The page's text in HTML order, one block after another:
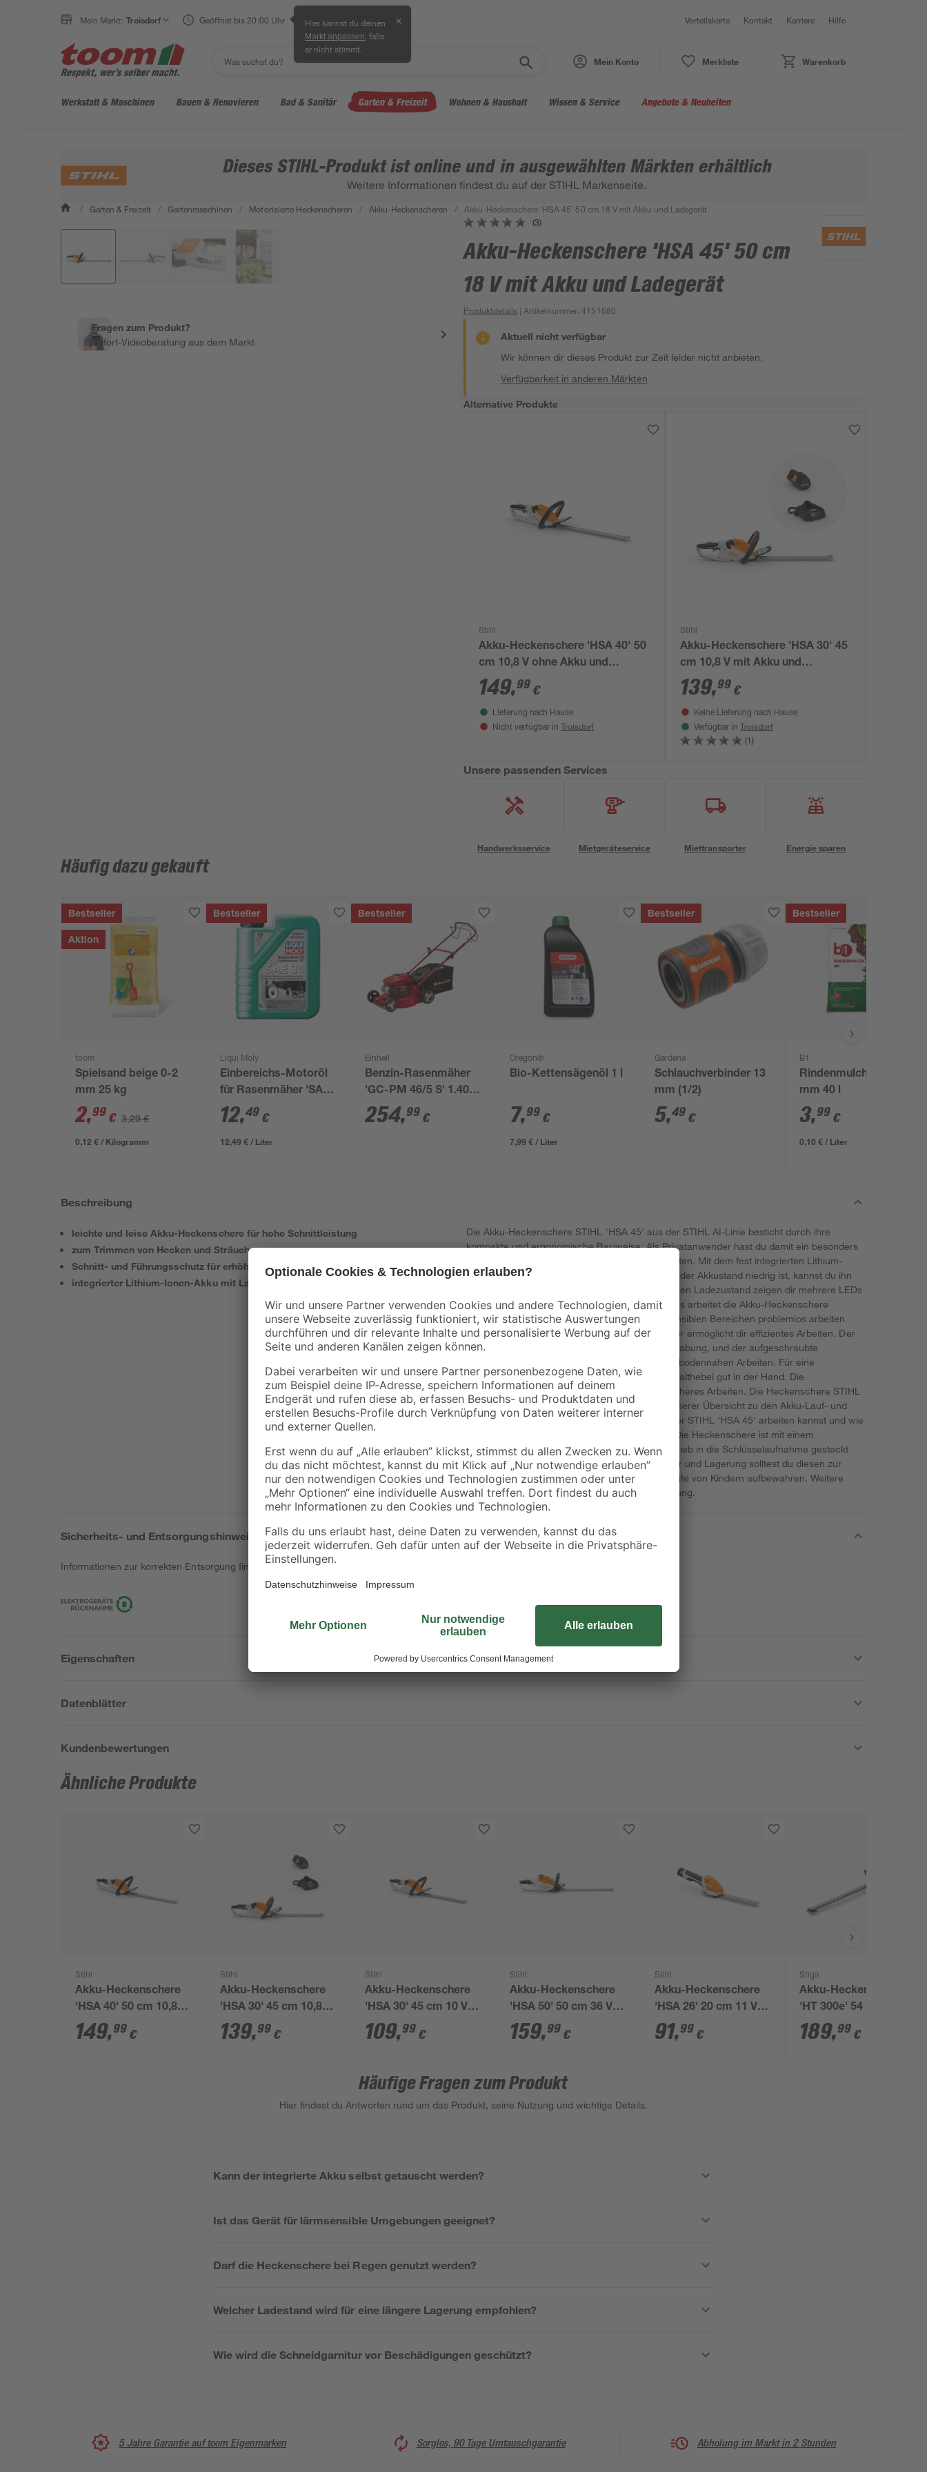
Mein Markt: Troisdorf Geöffnet bis 20:00 Uhr Hier kannst du deinen
Markt anpassen , falls
er nicht stimmt.
✕ Vorteilskarte Kontakt Karriere Hilfe
Mein Konto Merkliste Warenkorb
Werkstatt & Maschinen Bauen & Renovieren Bad & Sanitär Garten & Freizeit Wohnen & Haushalt Wissen & Service Angebote & Neuheiten
Dieses STIHL-Produkt ist online und in ausgewählten Märkten erhältlich
Weitere Informationen findest du auf der STIHL Markenseite.
/ Garten & Freizeit / Gartenmaschinen / Motorisierte Heckenscheren / Akku-Heckenscheren / Akku-Heckenschere 'HSA 45' 50 cm 18 V mit Akku und Ladegerät
Fragen zum Produkt?
Sofort-Videoberatung aus dem Markt
(3)
Akku-Heckenschere 'HSA 45' 50 cm
18 V mit Akku und Ladegerät
Produktdetails | Artikelnummer:4151680
Aktuell nicht verfügbar
Wir können dir dieses Produkt zur Zeit leider nicht anbieten.
Verfügbarkeit in anderen Märkten
Alternative Produkte
Stihl
Akku-Heckenschere 'HSA 40' 50
cm 10,8 V ohne Akku und
Ladegerät
149,99 €
Lieferung nach Hause
Nicht verfügbar in Troisdorf
Stihl
Akku-Heckenschere 'HSA 30' 45
cm 10,8 V mit Akku und
Ladegerät
139,99 €
Keine Lieferung nach Hause
Verfügbar in Troisdorf
(1)
Unsere passenden Services
Handwerksservice Mietgeräteservice Miettransporter Energie sparen
Häufig dazu gekauft
Bestseller
Aktion
toom
Spielsand beige 0-2
mm 25 kg
2,99 € 3,29 €
0,12 € / Kilogramm
Bestseller
Liqui Moly
Einbereichs-Motoröl
für Rasenmäher 'SAE
30' 1 l
12,49 €
12,49 € / Liter
Bestseller
Einhell
Benzin-Rasenmäher
'GC-PM 46/5 S' 1.400
m²
254,99 €
Oregon®
Bio-Kettensägenöl 1 l
7,99 €
7,99 € / Liter
Bestseller
Gardena
Schlauchverbinder 13
mm (1/2)
5,49 €
Bestseller
B1
Rindenmulch 0-40
mm 40 l
3,99 €
0,10 € / Liter
Beschreibung
leichte und leise Akku-Heckenschere für hohe Schnittleistung
zum Trimmen von Hecken und Sträuchern
Schnitt- und Führungsschutz für erhöhte Sicherheit und Komfort
integrierter Lithium-Ionen-Akku mit Ladestandsanzeige und Ladekabel
Die Akku-Heckenschere STIHL 'HSA 45' aus der STIHL AI-Linie besticht durch ihre
kompakte und ergonomische Bauweise. Als Privatanwender hast du damit ein besonders
leichtes Gerät für spontane Kleinarbeiten im Garten. Mit dem fest integrierten Lithium-
Ionen-Akku wiegt die 'HSA 45' nur 2,3 kg. Wenn der Akkustand niedrig ist, kannst du ihn
einfach mit dem mitgelieferten Kabel aufladen. Den Ladezustand zeigen dir mehrere LEDs
direkt am Gerät an. Dank des elektrischen Motors arbeitet die Akku-Heckenschere
ausgesprochen leise, sodass du auch in lärmsensiblen Bereichen problemlos arbeiten
kannst. Das einseitig geschliffene Schneidmesser ermöglicht dir effizientes Arbeiten. Der
integrierte Schnittschutz sorgt für sichere Handhabung, und der aufgeschraubte
Führungsschutz schützt die Schneidgarnitur bei bodennahen Arbeiten. Für eine
komfortable Bedienung liegt der Softgriff mit Schalthebel gut in der Hand. Die
Zweihandschaltung unterstützt zusätzlich ein sicheres Arbeiten. Die Heckenschere STIHL
'HSA 45' hat eine Schnittlänge von 50 cm. In unserer Übersicht zu den Akku-Lauf- und
Ladezeiten kannst du sehen, wie lange du mit der STIHL 'HSA 45' arbeiten kannst und wie
lange der integrierte Akku zum Laden benötigt. Die Heckenschere ist mit einem
Aktivierungsschlüssel ausgestattet, der zum Betrieb in die Schlüsselaufnahme gesteckt
werden muss. Für Transport, Wartung, Reparatur und Lagerung solltest du diesen zur
Sicherheit abziehen und außerhalb der Reichweite von Kindern aufbewahren. Weitere
Informationen findest du in der Gebrauchsanleitung.
Sicherheits- und Entsorgungshinweise
Informationen zur korrekten Entsorgung findest duhier.
Eigenschaften
Datenblätter
Kundenbewertungen
Ähnliche Produkte
Stihl
Akku-Heckenschere
'HSA 40' 50 cm 10,8 V
ohne Akku und
Ladegerät
149,99 €
Stihl
Akku-Heckenschere
'HSA 30' 45 cm 10,8 V
mit Akku und
Ladegerät
139,99 €
Stihl
Akku-Heckenschere
'HSA 30' 45 cm 10 V
ohne Akku und
Ladegerät
109,99 €
Stihl
Akku-Heckenschere
'HSA 50' 50 cm 36 V
ohne Akku und
Ladegerät
159,99 €
Stihl
Akku-Heckenschere
'HSA 26' 20 cm 11 V
ohne Akku und
Ladegerät
91,99 €
Stiga
Akku-Heckenschere
'HT 300e' 54 cm mit 2
Akkus
189,99 €
Häufige Fragen zum Produkt
Hier findest du Antworten rund um das Produkt, seine Nutzung und wichtige Details.
Kann der integrierte Akku selbst getauscht werden?
Ist das Gerät für lärmsensible Umgebungen geeignet?
Darf die Heckenschere bei Regen genutzt werden?
Welcher Ladestand wird für eine längere Lagerung empfohlen?
Wie wird die Schneidgarnitur vor Beschädigungen geschützt?
5 Jahre Garantie auf toom Eigenmarken Sorglos, 90 Tage Umtauschgarantie Abholung im Markt in 2 Stunden